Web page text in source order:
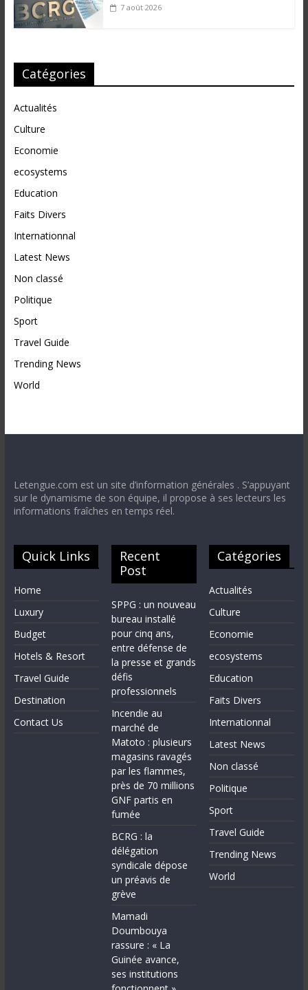
7 août 2026
Catégories
Actualités
Culture
Economie
ecosystems
Education
Faits Divers
Internationnal
Latest News
Non classé
Politique
Sport
Travel Guide
Trending News
World
Letengue.com est un site d’information générales . S’appuyant
sur le dynamisme de son équipe, il propose à ses lecteurs les
informations fraîches en temps réel.
Quick Links
Home
Luxury
Budget
Hotels & Resort
Travel Guide
Destination
Contact Us
Recent
Post
SPPG : un nouveau
bureau installé
pour cinq ans,
entre défense de
la presse et grands
défis
professionnels
Incendie au
marché de
Matoto : plusieurs
magasins ravagés
par les flammes,
près de 70 millions
GNF partis en
fumée
BCRG : la
délégation
syndicale dépose
un préavis de
grève
Mamadi
Doumbouya
rassure : « La
Guinée avance,
ses institutions
Catégories
Actualités
Culture
Economie
ecosystems
Education
Faits Divers
Internationnal
Latest News
Non classé
Politique
Sport
Travel Guide
Trending News
World